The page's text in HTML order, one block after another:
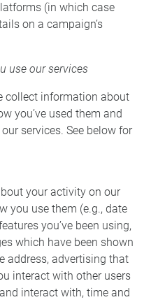
(in which case
on a campaign’s
use our services
collect information about
you’ve used them and
services. See below for
your activity on our
you use them (e.g., date
you’ve been using,
which have been shown
address, advertising that
interact with other users
interact with, time and